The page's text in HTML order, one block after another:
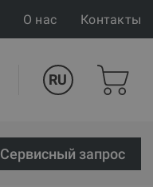
О нас Контакты
RU
Cервисный запрос